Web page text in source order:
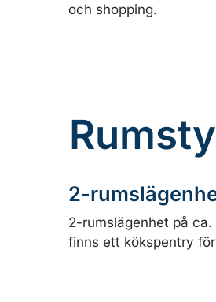
och shopping.
2-
2-rumslägenhet på
finns ett kökspentry